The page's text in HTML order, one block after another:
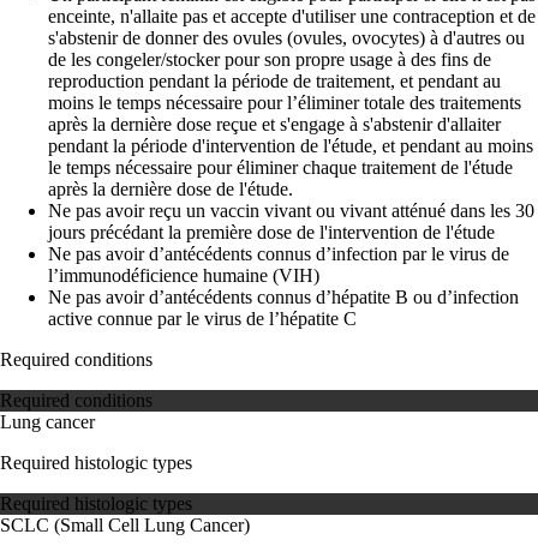
enceinte, n'allaite pas et accepte d'utiliser une contraception et de
s'abstenir de donner des ovules (ovules, ovocytes) à d'autres ou
de les congeler/stocker pour son propre usage à des fins de
reproduction pendant la période de traitement, et pendant au
moins le temps nécessaire pour l’éliminer totale des traitements
après la dernière dose reçue et s'engage à s'abstenir d'allaiter
pendant la période d'intervention de l'étude, et pendant au moins
le temps nécessaire pour éliminer chaque traitement de l'étude
après la dernière dose de l'étude.
Ne pas avoir reçu un vaccin vivant ou vivant atténué dans les 30
jours précédant la première dose de l'intervention de l'étude
Ne pas avoir d’antécédents connus d’infection par le virus de
l’immunodéficience humaine (VIH)
Ne pas avoir d’antécédents connus d’hépatite B ou d’infection
active connue par le virus de l’hépatite C
Required conditions
Required conditions
Lung cancer
Required histologic types
Required histologic types
SCLC (Small Cell Lung Cancer)